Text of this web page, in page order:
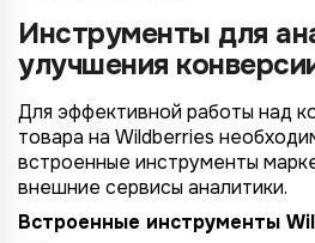
Инструменты для
улучшения
Для эффективной работы над
товара на Wildberries
встроенные инструменты
внешние сервисы аналитики.
Встроенные инструменты